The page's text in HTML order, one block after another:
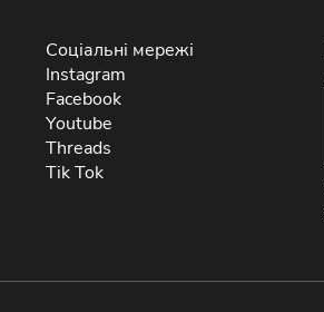
Соціальні мережі
Instagram
Facebook
Youtube
Threads
Tik Tok